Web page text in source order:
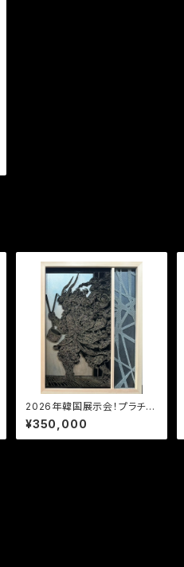
2026年韓国展示会！プラチナ
雷神スポンサー✨
¥350,000